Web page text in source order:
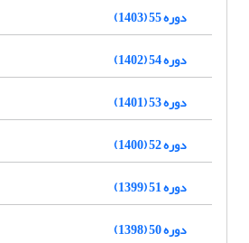
دوره 55 (1403)
دوره 54 (1402)
دوره 53 (1401)
دوره 52 (1400)
دوره 51 (1399)
دوره 50 (1398)